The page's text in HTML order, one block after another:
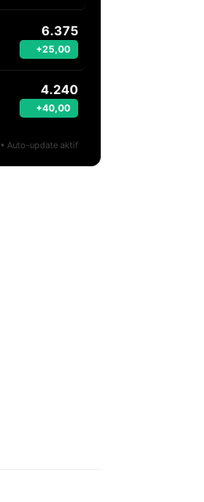
6.375
+25,00
4.240
+40,00
• Auto-update aktif